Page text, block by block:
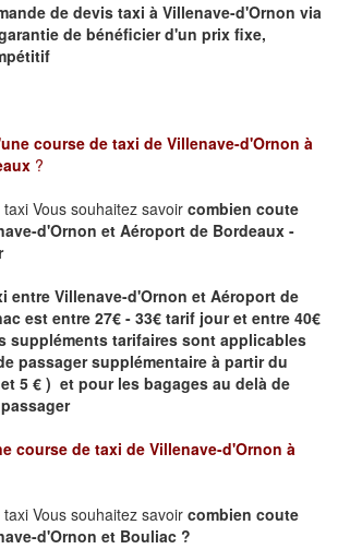
de devis taxi à Villenave-d'Ornon via
de bénéficierd'un prix fixe,
course de taxi de Villenave-d'Ornon à
?
Vous souhaitez savoir combien coute
d'Ornon et Aéroport de Bordeaux -
entre Villenave-d'Ornon et Aéroport de
est entre 27€ - 33€ tarif jour et entre 40€
suppléments tarifaires sont applicables
passager supplémentaire à partir du
5 € ) et pour les bagages au delà de
course de taxi de Villenave-d'Ornon à
Vous souhaitez savoir combien coute
d'Ornon et Bouliac ?